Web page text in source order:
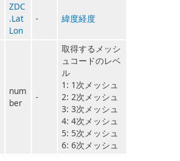
ZDC
.Lat
Lon
- 緯度経度
num
ber
-
取得するメッシ
ュコードのレベ
ル
1: 1次メッシュ
2: 2次メッシュ
3: 3次メッシュ
4: 4次メッシュ
5: 5次メッシュ
6: 6次メッシュ